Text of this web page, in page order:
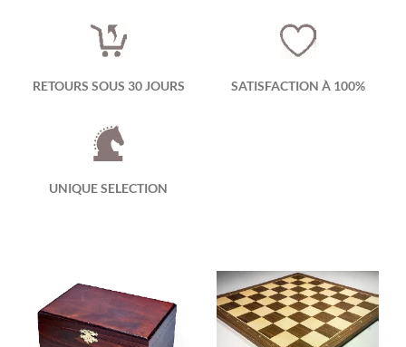
RETOURS SOUS 30 JOURS SATISFACTION À 100%
UNIQUE SELECTION